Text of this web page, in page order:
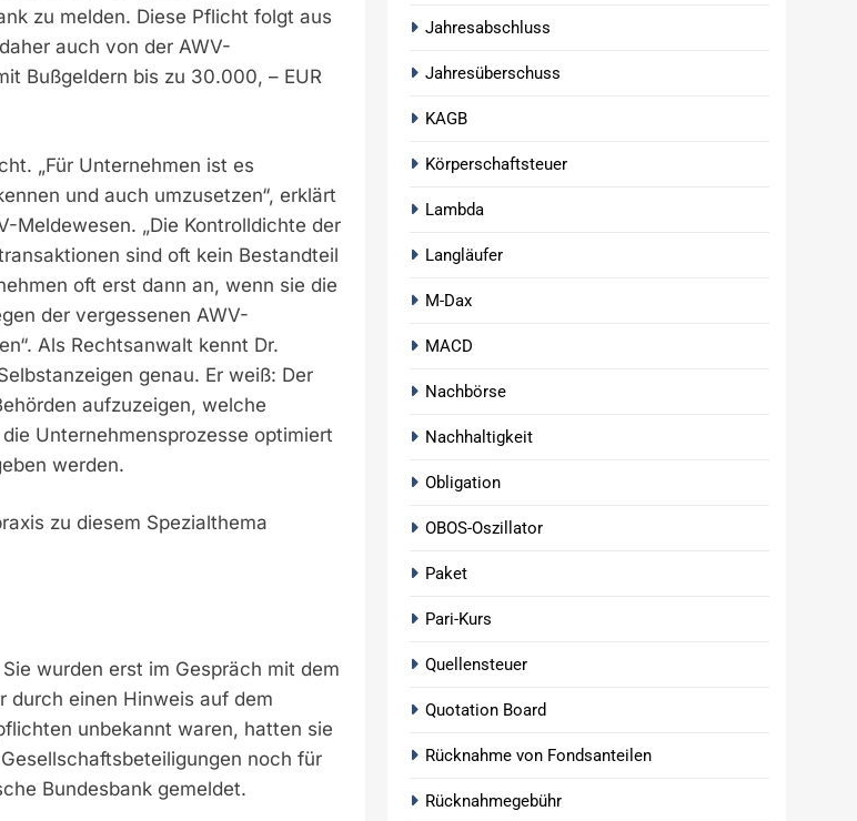
zu melden. Diese Pflicht folgt aus
auch von der AWV-
Bußgeldern bis zu 30.000, – EUR
„Für Unternehmen ist es
und auch umzusetzen“, erklärt
Meldewesen. „Die Kontrolldichte der
sind oft kein Bestandteil
oft erst dann an, wenn sie die
der vergessenen AWV-
Als Rechtsanwalt kennt Dr.
genau. Er weiß: Der
aufzuzeigen, welche
Unternehmensprozesse optimiert
werden.
zu diesem Spezialthema
wurden erst im Gespräch mit dem
durch einen Hinweis auf dem
unbekannt waren, hatten sie
noch für
Bundesbank gemeldet.
Jahresabschluss
Jahresüberschuss
KAGB
Körperschaftsteuer
Lambda
Langläufer
M-Dax
MACD
Nachbörse
Nachhaltigkeit
Obligation
OBOS-Oszillator
Paket
Pari-Kurs
Quellensteuer
Quotation Board
Rücknahme von Fondsanteilen
Rücknahmegebühr